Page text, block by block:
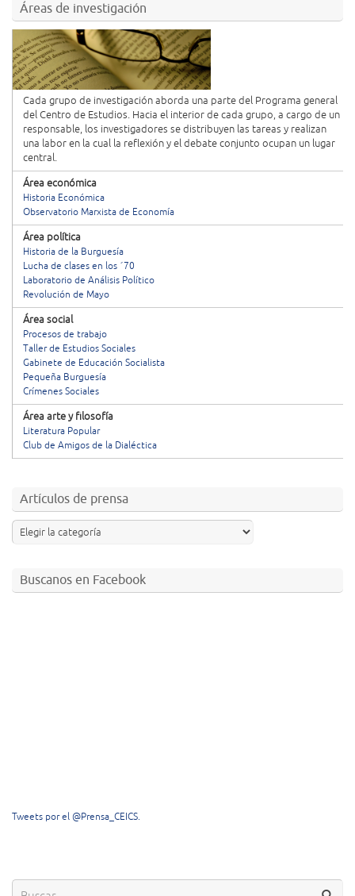
Áreas de investigación
Cada grupo de investigación aborda una parte del Programa general
del Centro de Estudios. Hacia el interior de cada grupo, a cargo de un
responsable, los investigadores se distribuyen las tareas y realizan
una labor en la cual la reflexión y el debate conjunto ocupan un lugar
central.
Área económica
Historia Económica
Observatorio Marxista de Economía
Área política
Historia de la Burguesía
Lucha de clases en los ´70
Laboratorio de Análisis Político
Revolución de Mayo
Área social
Procesos de trabajo
Taller de Estudios Sociales
Gabinete de Educación Socialista
Pequeña Burguesía
Crímenes Sociales
Área arte y filosofía
Literatura Popular
Club de Amigos de la Dialéctica
Artículos de prensa
Buscanos en Facebook
Tweets por el @Prensa_CEICS.